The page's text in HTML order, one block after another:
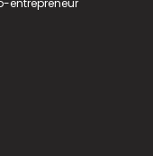
entrepreneur